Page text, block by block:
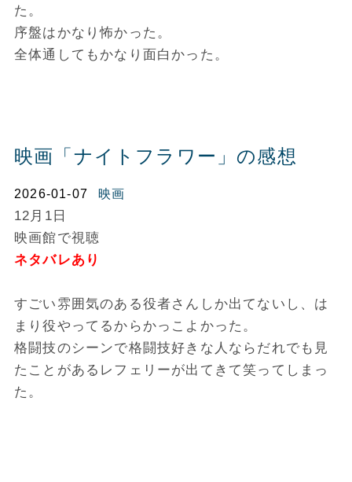
た。
序盤はかなり怖かった。
全体通してもかなり面白かった。
映画「ナイトフラワー」の感想
2026-01-07 映画
12月1日
映画館で視聴
ネタバレあり
すごい雰囲気のある役者さんしか出てないし、は
まり役やってるからかっこよかった。
格闘技のシーンで格闘技好きな人ならだれでも見
たことがあるレフェリーが出てきて笑ってしまっ
た。